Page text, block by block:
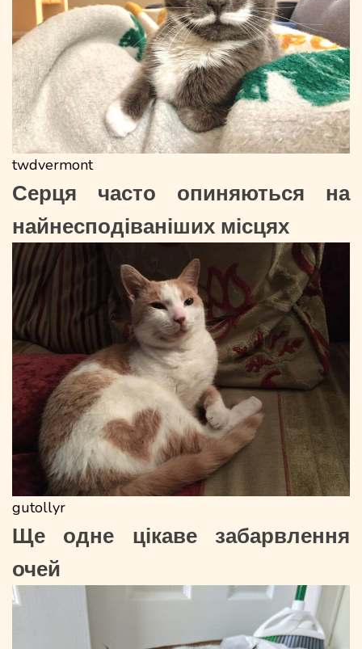
twdvermont
Серця часто опиняються на
найнесподіваніших місцях
gutollyr
Ще одне цікаве забарвлення
очей